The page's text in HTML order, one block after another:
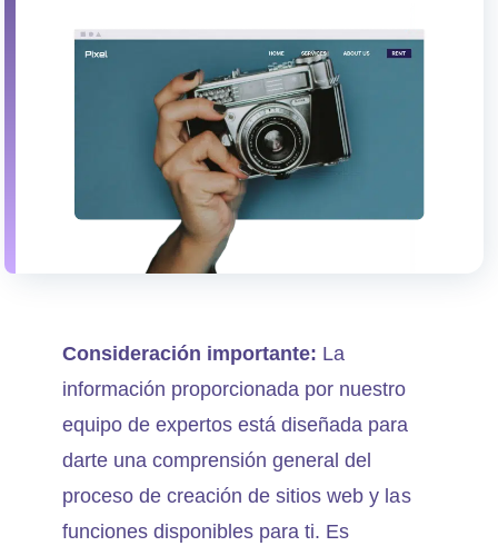
Consideración importante: La
información proporcionada por nuestro
equipo de expertos está diseñada para
darte una comprensión general del
proceso de creación de sitios web y las
funciones disponibles para ti. Es